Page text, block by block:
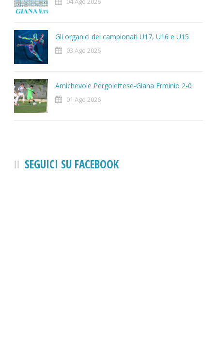
Gli organici dei campionati U17, U16 e U15
03 Ago 2026
Amichevole Pergolettese-Giana Erminio 2-0
01 Ago 2026
SEGUICI SU FACEBOOK